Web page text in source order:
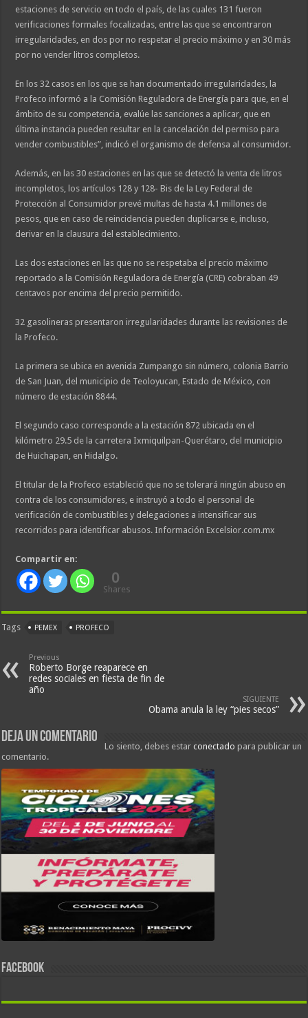
estaciones de servicio en todo el país, de las cuales 131 fueron
verificaciones formales focalizadas, entre las que se encontraron
irregularidades, en dos por no respetar el precio máximo y en 30 más
por no vender litros completos.
En los 32 casos en los que se han documentado irregularidades, la
Profeco informó a la Comisión Reguladora de Energía para que, en el
ámbito de su competencia, evalúe las sanciones a aplicar, que en
última instancia pueden resultar en la cancelación del permiso para
vender combustibles”, indicó el organismo de defensa al consumidor.
Además, en las 30 estaciones en las que se detectó la venta de litros
incompletos, los artículos 128 y 128- Bis de la Ley Federal de
Protección al Consumidor prevé multas de hasta 4.1 millones de
pesos, que en caso de reincidencia pueden duplicarse e, incluso,
derivar en la clausura del establecimiento.
Las dos estaciones en las que no se respetaba el precio máximo
reportado a la Comisión Reguladora de Energía (CRE) cobraban 49
centavos por encima del precio permitido.
32 gasolineras presentaron irregularidades durante las revisiones de
la Profeco.
La primera se ubica en avenida Zumpango sin número, colonia Barrio
de San Juan, del municipio de Teoloyucan, Estado de México, con
número de estación 8844.
El segundo caso corresponde a la estación 872 ubicada en el
kilómetro 29.5 de la carretera Ixmiquilpan-Querétaro, del municipio
de Huichapan, en Hidalgo.
El titular de la Profeco estableció que no se tolerará ningún abuso en
contra de los consumidores, e instruyó a todo el personal de
verificación de combustibles y delegaciones a intensificar sus
recorridos para identificar abusos. Información Excelsior.com.mx
Compartir en:
0
Shares
Tags PEMEX PROFECO
Previous
Roberto Borge reaparece en
redes sociales en fiesta de fin de
año
SIGUIENTE
Obama anula la ley “pies secos”
Deja un comentario
Lo siento, debes estarconectado para publicar un
comentario.
FACEBOOK